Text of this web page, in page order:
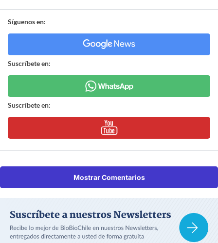
Síguenos en:
Suscríbete en:
Suscríbete en:
Mostrar Comentarios